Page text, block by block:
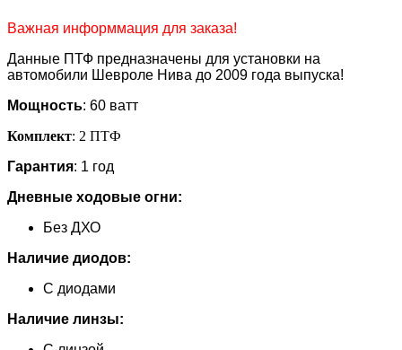
2112,
2115,
ШЕВРОЛЕ
(ДО
Важная информмация для заказа!
Данные ПТФ предназначены для установки на
автомобили Шевроле Нива до 2009 года выпуска!
Мощность: 60 ватт
Комплект: 2 ПТФ
Гарантия: 1 год
Дневные ходовые огни:
Без ДХО
Наличие диодов:
С диодами
Наличие линзы: